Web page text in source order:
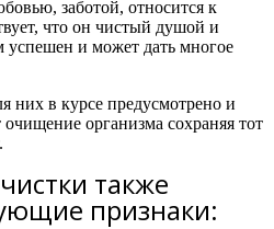
заботой, относится к
что он чистый душой и
успешен и может дать многое
них в курсе предусмотрено и
очищение организма сохраняя тот
также
признаки: